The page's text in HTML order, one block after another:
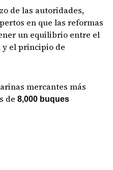
de las autoridades,
en que las reformas
un equilibrio entre el
el principio de
mercantes más
de 8,000 buques